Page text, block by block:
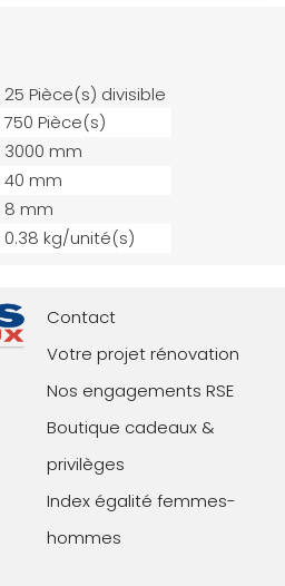
25 Pièce(s) divisible
750 Pièce(s)
3000 mm
40 mm
8 mm
0.38 kg/unité(s)
Contact
Votre projet rénovation
Nos engagements RSE
Boutique cadeaux &
privilèges
Index égalité femmes-
hommes